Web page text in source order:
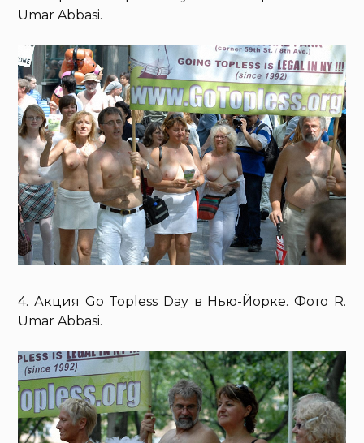
Umar Abbasi.
4. Акция Go Topless Day в Нью-Йорке. Фото R.
Umar Abbasi.